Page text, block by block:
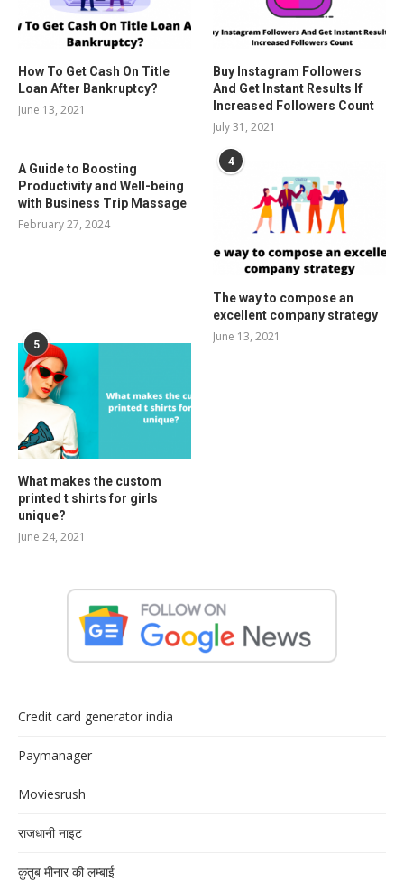
How To Get Cash On Title
Loan After Bankruptcy?
June 13, 2021
Buy Instagram Followers
And Get Instant Results If
Increased Followers Count
July 31, 2021
A Guide to Boosting
Productivity and Well-being
with Business Trip Massage
February 27, 2024
4
The way to compose an
excellent company strategy
June 13, 2021
5
What makes the custom
printed t shirts for girls
unique?
June 24, 2021
Credit card generator india
Paymanager
Moviesrush
राजधानी नाइट
क़ुतुब मीनार की लम्बाई